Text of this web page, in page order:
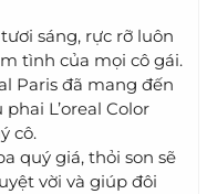
sáng, rực rỡ luôn
tình của mọi cô gái.
Paris đã mang đến
L’oreal Color
cô.
quý giá, thỏi son sẽ
vời và giúp đôi